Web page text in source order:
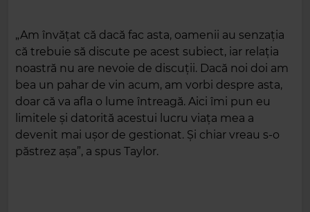
„Am învățat că dacă fac asta, oamenii au senzația
că trebuie să discute pe acest subiect, iar relația
noastră nu are nevoie de discuții. Dacă noi doi am
bea un pahar de vin acum, am vorbi despre asta,
doar că va afla o lume întreagă. Aici îmi pun eu
limitele și datorită acestui lucru viața mea a
devenit mai ușor de gestionat. Și chiar vreau s-o
păstrez așa”, a spus Taylor.